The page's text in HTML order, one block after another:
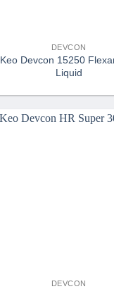
DEVCON
Keo Devcon 15250
Liquid
DEVCON